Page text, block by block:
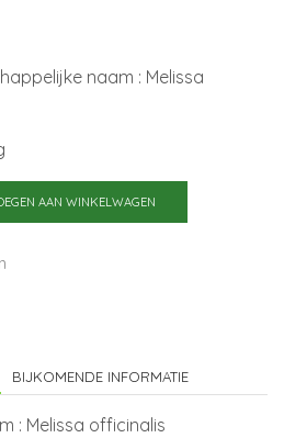
naam : Melissa
AAN WINKELWAGEN
BIJKOMENDE INFORMATIE
: Melissa officinalis